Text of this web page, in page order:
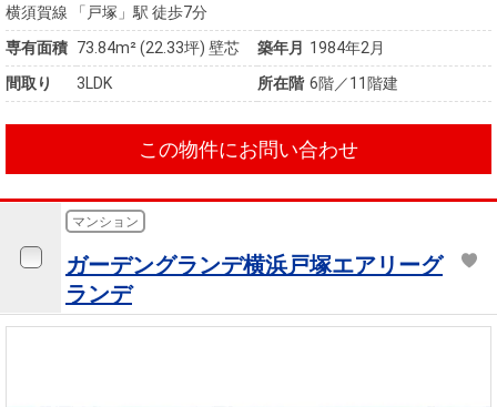
横須賀線 「戸塚」駅 徒歩7分
専有面積 73.84m²(22.33坪) 壁芯 築年月
1984年2月
間取り
3LDK 所在階 6階／11階建
この物件にお問い合わせ
マンション
ガーデングランデ横浜戸塚エアリーグ
ランデ